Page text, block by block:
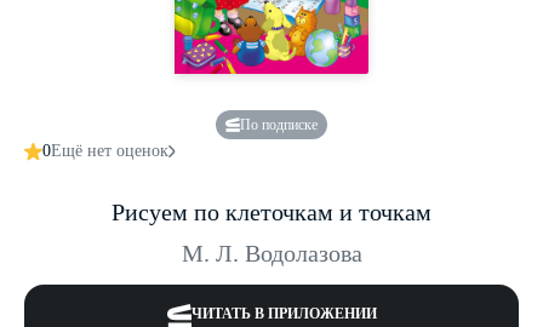
По подписке
0Ещё нет оценок
Рисуем по клеточкам и точкам
М. Л. Водолазова
ЧИТАТЬ В ПРИЛОЖЕНИИ